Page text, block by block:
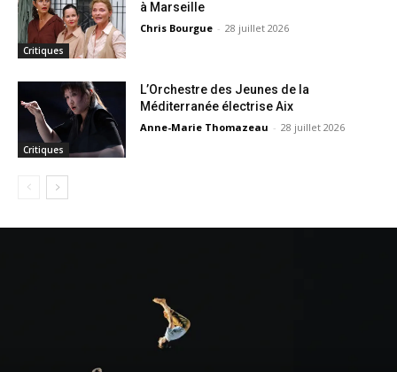
Critiques
à Marseille
Chris Bourgue - 28 juillet 2026
Critiques
L’Orchestre des Jeunes de la
Méditerranée électrise Aix
Anne-Marie Thomazeau - 28 juillet 2026